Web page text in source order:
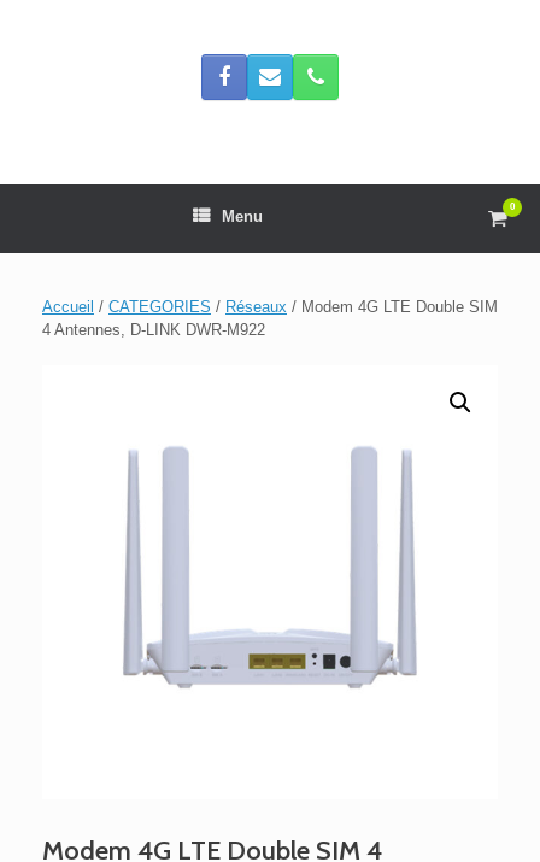
Menu
View
cart
0
Accueil / CATEGORIES / Réseaux / Modem 4G LTE Double SIM
4 Antennes, D-LINK DWR-M922
Modem 4G LTE Double SIM 4